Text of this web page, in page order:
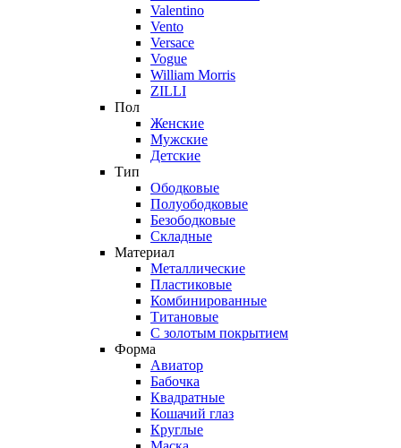
Valentino
Vento
Versace
Vogue
William Morris
ZILLI
Пол
Женские
Мужские
Детские
Тип
Ободковые
Полуободковые
Безободковые
Складные
Материал
Металлические
Пластиковые
Комбинированные
Титановые
С золотым покрытием
Форма
Авиатор
Бабочка
Квадратные
Кошачий глаз
Круглые